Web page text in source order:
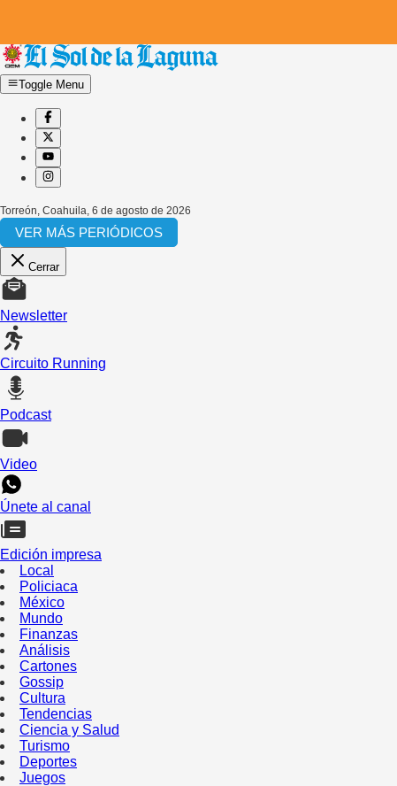
Toggle Menu
Torreón, Coahuila 6 de agosto de 2026
VER MÁS PERIÓDICOS
Cerrar
Newsletter
Circuito Running
Podcast
Video
Únete al canal
Edición impresa
Local
Policiaca
México
Mundo
Finanzas
Análisis
Cartones
Gossip
Cultura
Tendencias
Ciencia y Salud
Turismo
Deportes
Juegos